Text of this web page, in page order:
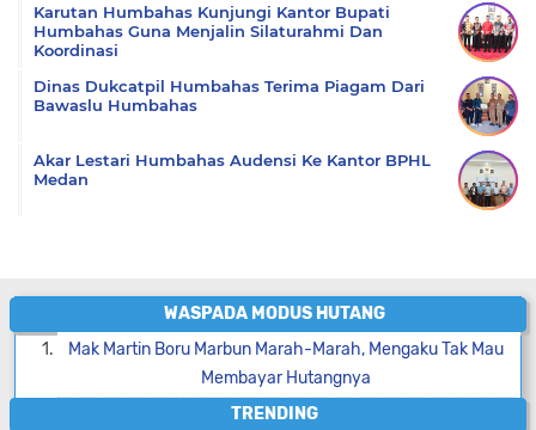
Karutan Humbahas Kunjungi Kantor Bupati
Humbahas Guna Menjalin Silaturahmi Dan
Koordinasi
Dinas Dukcatpil Humbahas Terima Piagam Dari
Bawaslu Humbahas
Akar Lestari Humbahas Audensi Ke Kantor BPHL
Medan
WASPADA MODUS HUTANG
Mak Martin Boru Marbun Marah-Marah, Mengaku Tak Mau
Membayar Hutangnya
TRENDING